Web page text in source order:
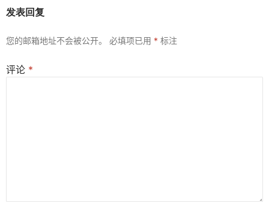
发表回复
您的邮箱地址不会被公开。 必填项已用 * 标注
评论 *